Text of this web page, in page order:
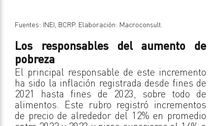
Fuentes: INEI, BCRP. Elaboración: Macroconsult.
Los responsables del aumento de
pobreza
El principal responsable de este incremento
ha sido la inflación registrada desde fines de
2021 hasta fines de 2023, sobre todo de
alimentos. Este rubro registró incrementos
de precio de alrededor del 12% en promedio